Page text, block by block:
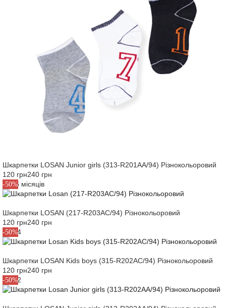
Шкарпетки LOSAN Junior girls (313-R201AA/94) Різнокольоровий
120 грн240 грн
-50%
M6-6 місяців
Шкарпетки LOSAN (217-R203AC/94) Різнокольоровий
120 грн240 грн
-50%
21-24
Шкарпетки LOSAN Kids boys (315-R202AC/94) Різнокольоровий
120 грн240 грн
-50%
28-32